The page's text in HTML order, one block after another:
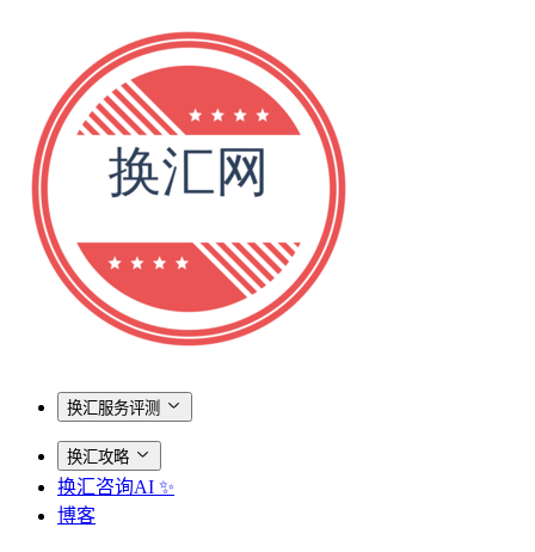
换汇服务评测
换汇攻略
换汇咨询AI ✨
博客